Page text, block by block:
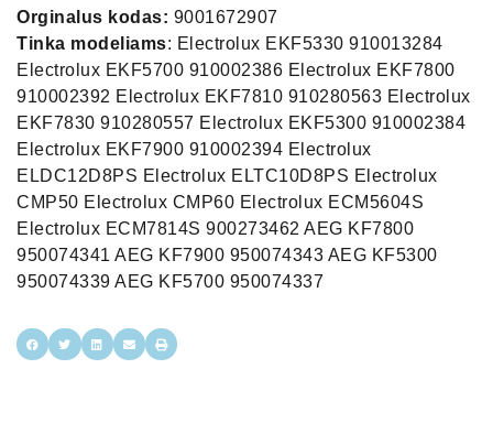
Orginalus kodas: 9001672907
Tinka modeliams: Electrolux EKF5330 910013284
Electrolux EKF5700 910002386 Electrolux EKF7800
910002392 Electrolux EKF7810 910280563 Electrolux
EKF7830 910280557 Electrolux EKF5300 910002384
Electrolux EKF7900 910002394 Electrolux
ELDC12D8PS Electrolux ELTC10D8PS Electrolux
CMP50 Electrolux CMP60 Electrolux ECM5604S
Electrolux ECM7814S 900273462 AEG KF7800
950074341 AEG KF7900 950074343 AEG KF5300
950074339 AEG KF5700 950074337